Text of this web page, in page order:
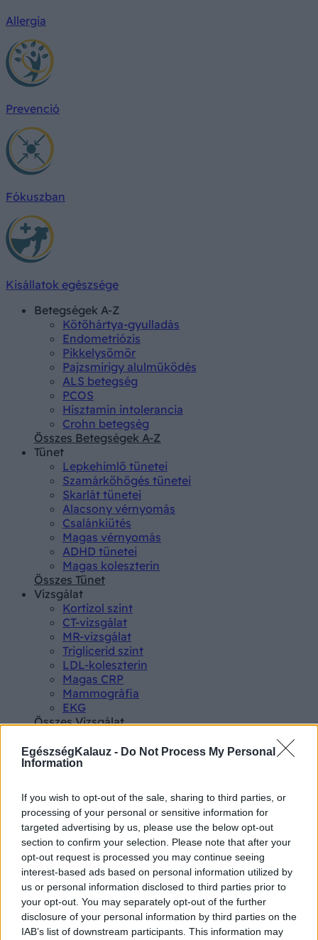
EgészségKalauz - Do Not Process My Personal
Information
If you wish to opt-out of the sale, sharing to third parties, or
processing of your personal or sensitive information for
targeted advertising by us, please use the below opt-out
section to confirm your selection. Please note that after your
opt-out request is processed you may continue seeing
interest-based ads based on personal information utilized by
us or personal information disclosed to third parties prior to
your opt-out. You may separately opt-out of the further
disclosure of your personal information by third parties on the
IAB’s list of downstream participants. This information may
Allergia
Prevenció
Fókuszban
Kisállatok egészsége
Betegségek A-Z
Kötőhártya-gyulladás
Endometriózis
Pikkelysömör
Pajzsmirigy alulműködés
ALS betegség
PCOS
Hisztamin intolerancia
Crohn betegség
Összes Betegségek A-Z
Tünet
Lepkehimlő tünetei
Szamárköhögés tünetei
Skarlát tünetei
Alacsony vérnyomás
Csalánkiütés
Magas vérnyomás
ADHD tünetei
Magas koleszterin
Összes Tünet
Vizsgálat
Kortizol szint
CT-vizsgálat
MR-vizsgálat
Triglicerid szint
LDL-koleszterin
Magas CRP
Mammográfia
EKG
Összes Vizsgálat
Aranyér kezelése
Kemoterápia
Vízszerű hasmenés
Afta kezelése
Dagadt boka kezelése
Napallergia kezelése
Fülgyulladás kezelése
Összes Kezelés
Életmódváltás
Kutatás